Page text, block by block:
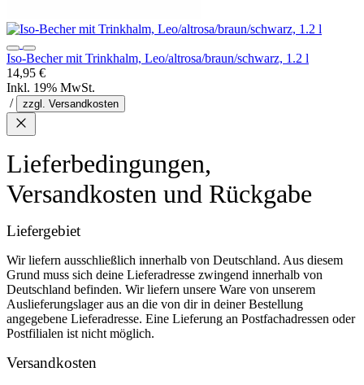
Iso-Becher mit Trinkhalm, Leo/altrosa/braun/schwarz, 1.2 l
14,95 €
Inkl. 19% MwSt.
/
zzgl. Versandkosten
Lieferbedingungen,
Versandkosten und Rückgabe
Liefergebiet
Wir liefern ausschließlich innerhalb von Deutschland. Aus diesem
Grund muss sich deine Lieferadresse zwingend innerhalb von
Deutschland befinden. Wir liefern unsere Ware von unserem
Auslieferungslager aus an die von dir in deiner Bestellung
angegebene Lieferadresse. Eine Lieferung an Postfachadressen oder
Postfilialen ist nicht möglich.
Versandkosten